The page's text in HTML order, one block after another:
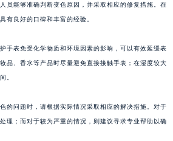
员能够准确判断变色原因，并采取相应的修复措施。在
有良好的口碑和丰富的经验。
手表免受化学物质和环境因素的影响，可以有效延缓表
品、香水等产品时尽量避免直接接触手表；在湿度较大
。
的问题时，请根据实际情况采取相应的解决措施。对于
理；而对于较为严重的情况，则建议寻求专业帮助以确